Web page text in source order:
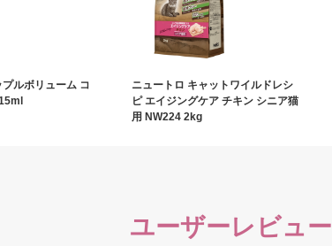
ルボリューム コ
ニュートロ キャットワイルドレシ
ピ エイジングケア チキン シニア猫
用 NW224 2kg
ユーザーレビュー